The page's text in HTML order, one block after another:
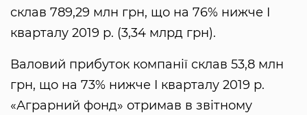
склав 789,29 млн грн, що на 76% нижче I
кварталу 2019 р. (3,34 млрд грн).
Валовий прибуток компанії склав 53,8 млн
грн, що на 73% нижче I кварталу 2019 р.
«Аграрний фонд» отримав в звітному